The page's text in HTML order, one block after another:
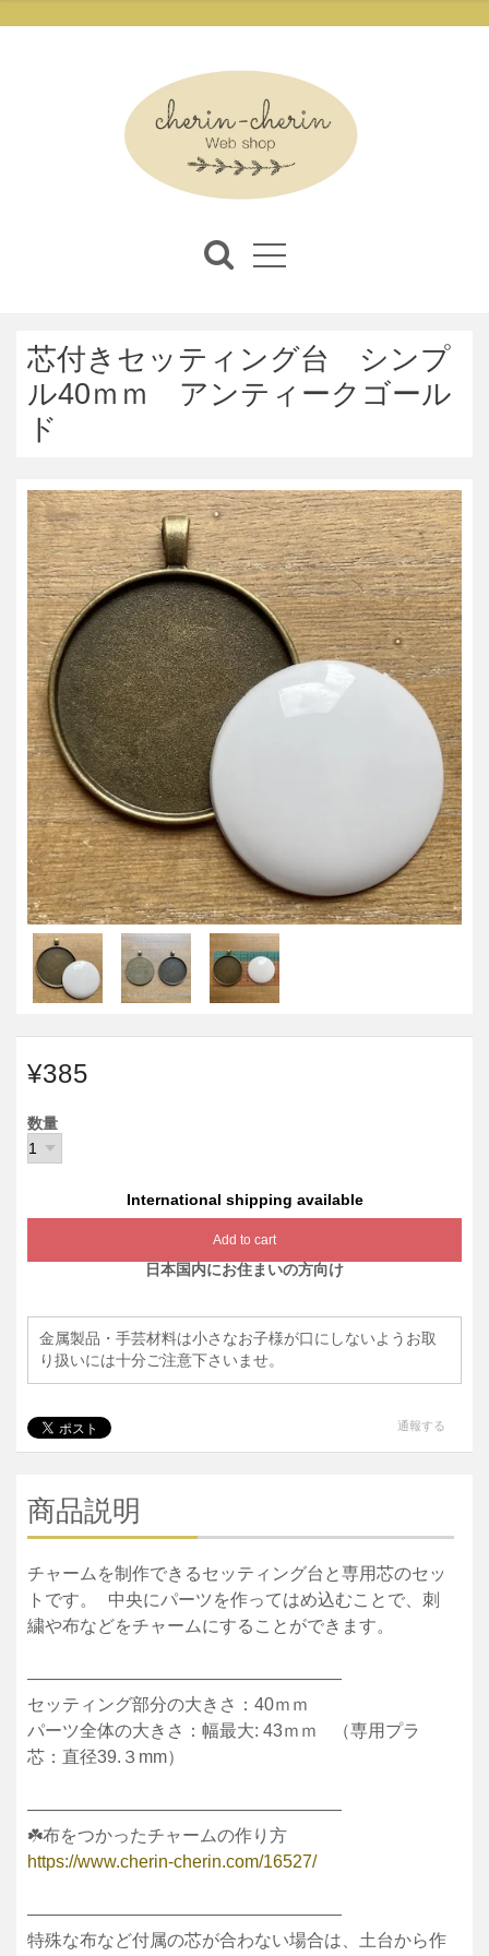
芯付きセッティング台 シンプ
ル40ｍｍ アンティークゴール
ド
¥385
数量
International shipping available
Add to cart
日本国内にお住まいの方向け
金属製品・手芸材料は小さなお子様が口にしないようお取
り扱いには十分ご注意下さいませ。
通報する
商品説明
チャームを制作できるセッティング台と専用芯のセッ
トです。 中央にパーツを作ってはめ込むことで、刺
繍や布などをチャームにすることができます。
——————————————————
セッティング部分の大きさ：40ｍｍ
パーツ全体の大きさ：幅最大: 43ｍｍ （専用プラ
芯：直径39.３mm）
——————————————————
☘️布をつかったチャームの作り方
https://www.cherin-cherin.com/16527/
——————————————————
特殊な布など付属の芯が合わない場合は、土台から作